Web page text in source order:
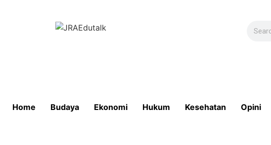
Home Budaya Ekonomi Hukum Kesehatan Opini